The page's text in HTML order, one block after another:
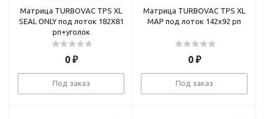
Матрица TURBOVAC TPS XL
SEAL ONLY под лоток 182X81
рп+уголок
0₽
Под заказ
Матрица TURBOVAC TPS XL
MAP под лоток 142х92 рп
0₽
Под заказ